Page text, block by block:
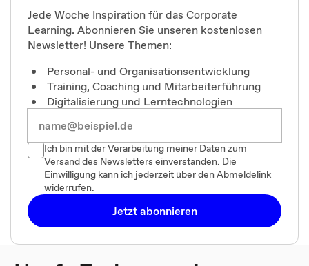
Jede Woche Inspiration für das Corporate
Learning. Abonnieren Sie unseren kostenlosen
Newsletter! Unsere Themen:
Personal- und Organisationsentwicklung
Training, Coaching und Mitarbeiterführung
Digitalisierung und Lerntechnologien
Ich bin mit der Verarbeitung meiner Daten zum
Versand des Newsletters einverstanden. Die
Einwilligung kann ich jederzeit über den Abmeldelink
widerrufen.
Jetzt abonnieren